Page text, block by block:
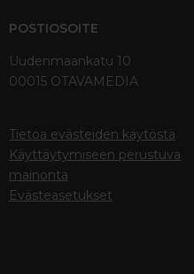
POSTIOSOITE
Uudenmaankatu 10
00015 OTAVAMEDIA
Tietoa evästeiden käytöstä
Käyttäytymiseen perustuva
mainonta
Evästeasetukset